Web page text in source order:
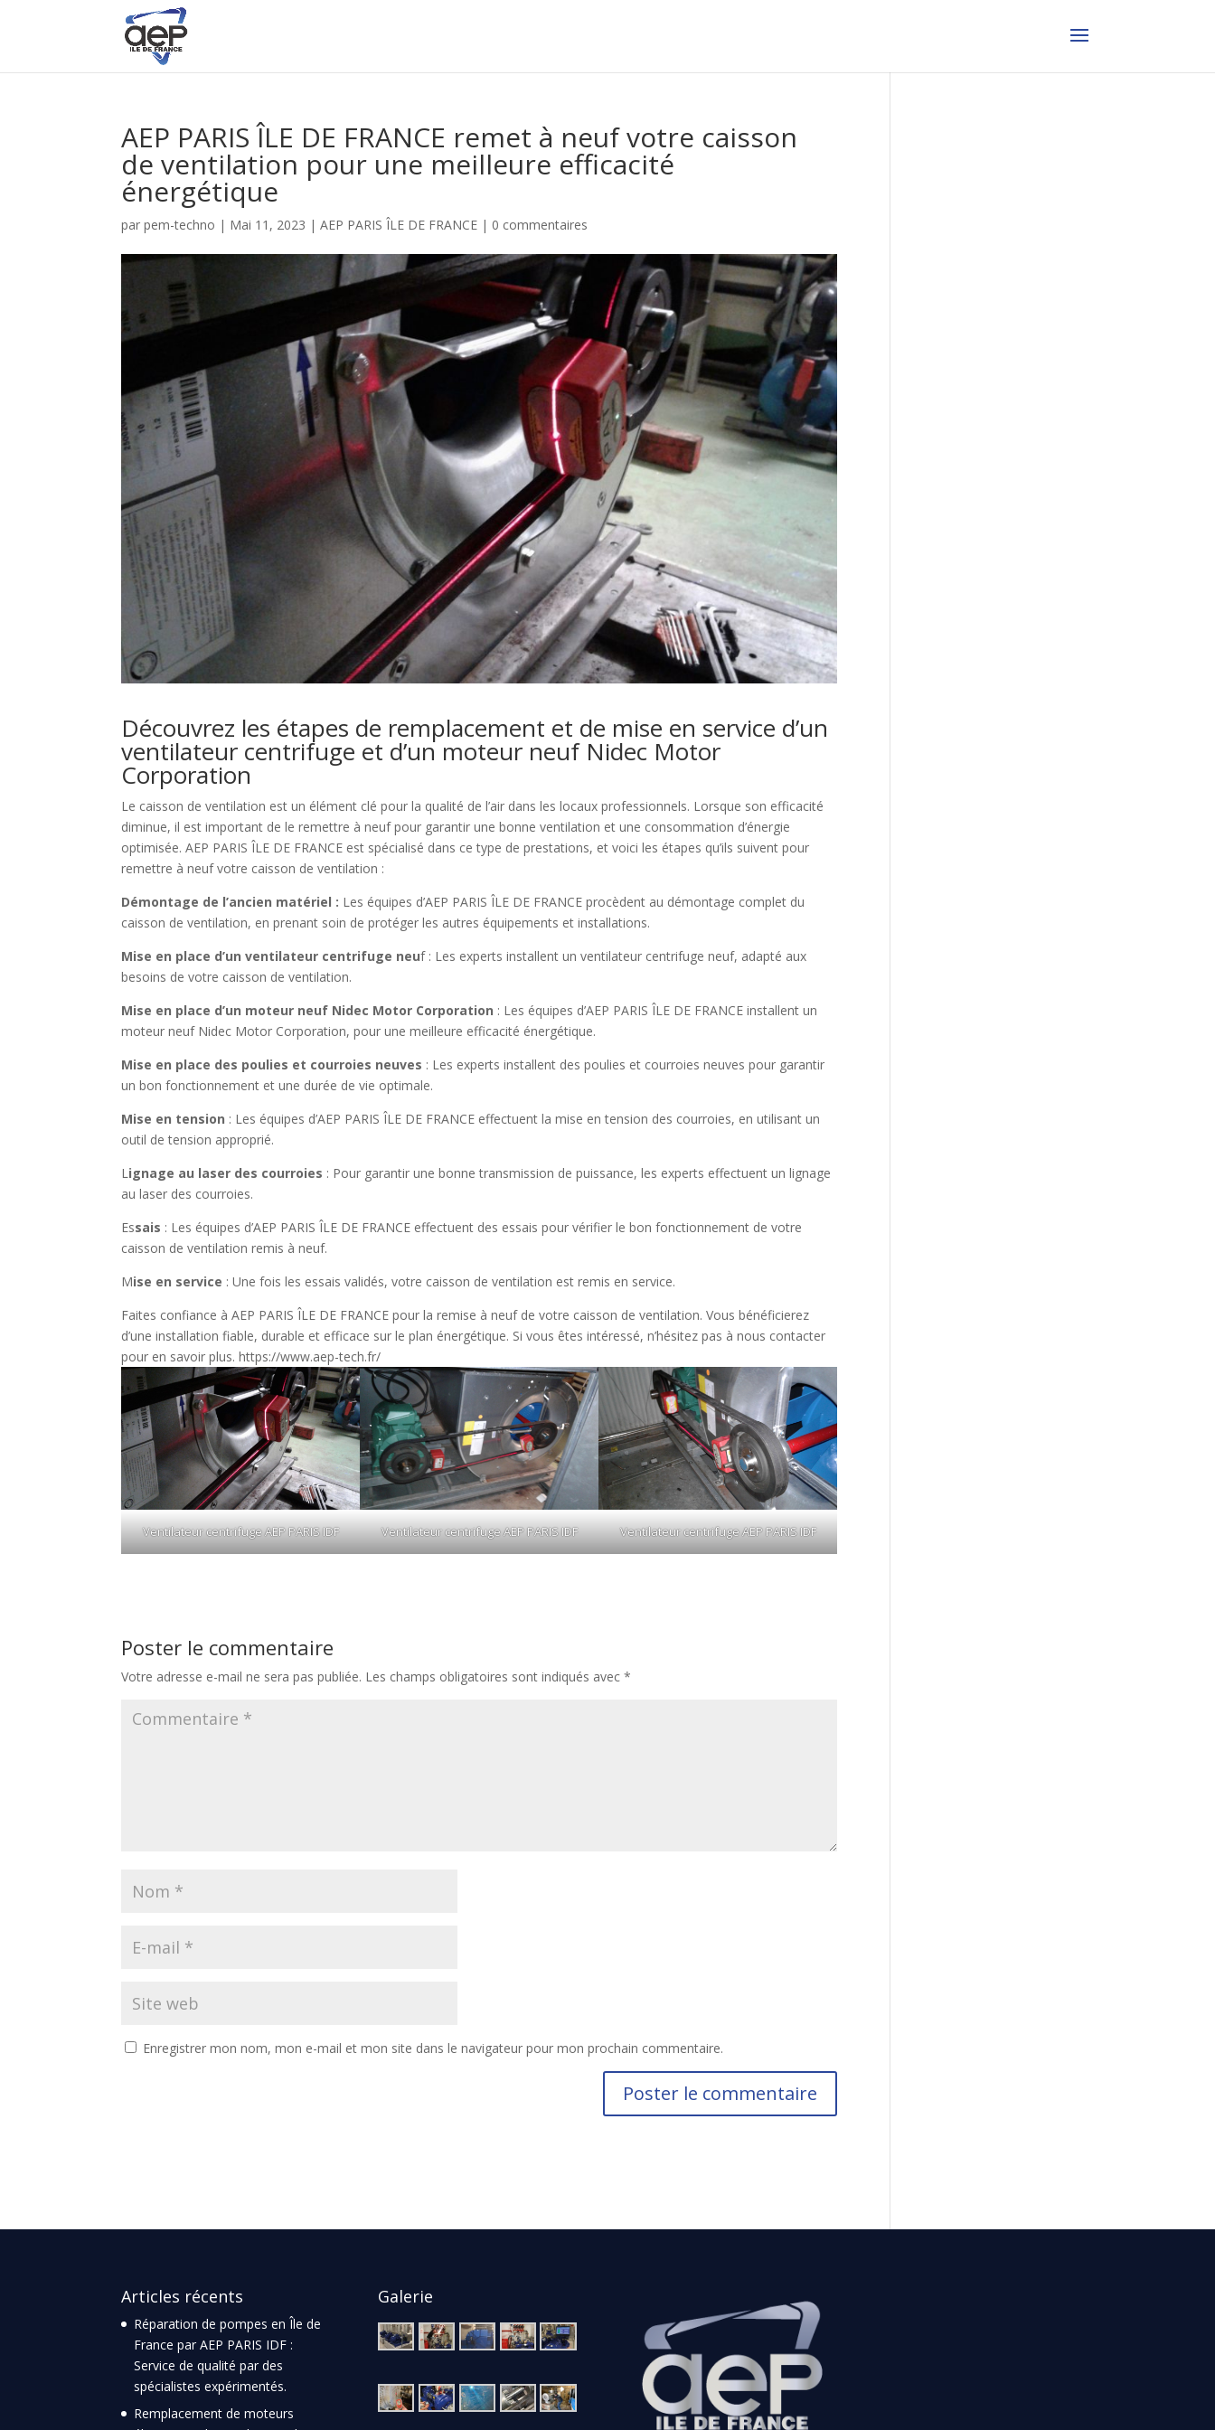
AEP PARIS ÎLE DE FRANCE remet à neuf votre caisson
de ventilation pour une meilleure efficacité
énergétique
parpem-techno | Mai 11, 2023 |AEP PARIS ÎLE DE FRANCE | 0 commentaires
Découvrez les étapes de remplacement et de mise en service d’un
ventilateur centrifuge et d’un moteur neuf Nidec Motor
Corporation
Le caisson de ventilation est un élément clé pour la qualité de l’air dans les locaux professionnels. Lorsque son efficacité
diminue, il est important de le remettre à neuf pour garantir une bonne ventilation et une consommation d’énergie
optimisée. AEP PARIS ÎLE DE FRANCE est spécialisé dans ce type de prestations, et voici les étapes qu’ils suivent pour
remettre à neuf votre caisson de ventilation :
Démontage de l’ancien matériel : Les équipes d’AEP PARIS ÎLE DE FRANCE procèdent au démontage complet du
caisson de ventilation, en prenant soin de protéger les autres équipements et installations.
Mise en place d’un ventilateur centrifuge neuf : Les experts installent un ventilateur centrifuge neuf, adapté aux
besoins de votre caisson de ventilation.
Mise en place d’un moteur neuf Nidec Motor Corporation : Les équipes d’AEP PARIS ÎLE DE FRANCE installent un
moteur neuf Nidec Motor Corporation, pour une meilleure efficacité énergétique.
Mise en place des poulies et courroies neuves : Les experts installent des poulies et courroies neuves pour garantir
un bon fonctionnement et une durée de vie optimale.
Mise en tension : Les équipes d’AEP PARIS ÎLE DE FRANCE effectuent la mise en tension des courroies, en utilisant un
outil de tension approprié.
Lignage au laser des courroies : Pour garantir une bonne transmission de puissance, les experts effectuent un lignage
au laser des courroies.
Essais : Les équipes d’AEP PARIS ÎLE DE FRANCE effectuent des essais pour vérifier le bon fonctionnement de votre
caisson de ventilation remis à neuf.
Mise en service : Une fois les essais validés, votre caisson de ventilation est remis en service.
Faites confiance à AEP PARIS ÎLE DE FRANCE pour la remise à neuf de votre caisson de ventilation. Vous bénéficierez
d’une installation fiable, durable et efficace sur le plan énergétique. Si vous êtes intéressé, n’hésitez pas à nous contacter
pour en savoir plus. https://www.aep-tech.fr/
Ventilateur centrifuge AEP PARIS IDF Ventilateur centrifuge AEP PARIS IDF Ventilateur centrifuge AEP PARIS IDF
Poster le commentaire
Votre adresse e-mail ne sera pas publiée. Les champs obligatoires sont indiqués avec*
Enregistrer mon nom, mon e-mail et mon site dans le navigateur pour mon prochain commentaire.
Articles récents
Réparation de pompes en Île de
France par AEP PARIS IDF :
Service de qualité par des
spécialistes expérimentés.
Remplacement de moteurs
Galerie